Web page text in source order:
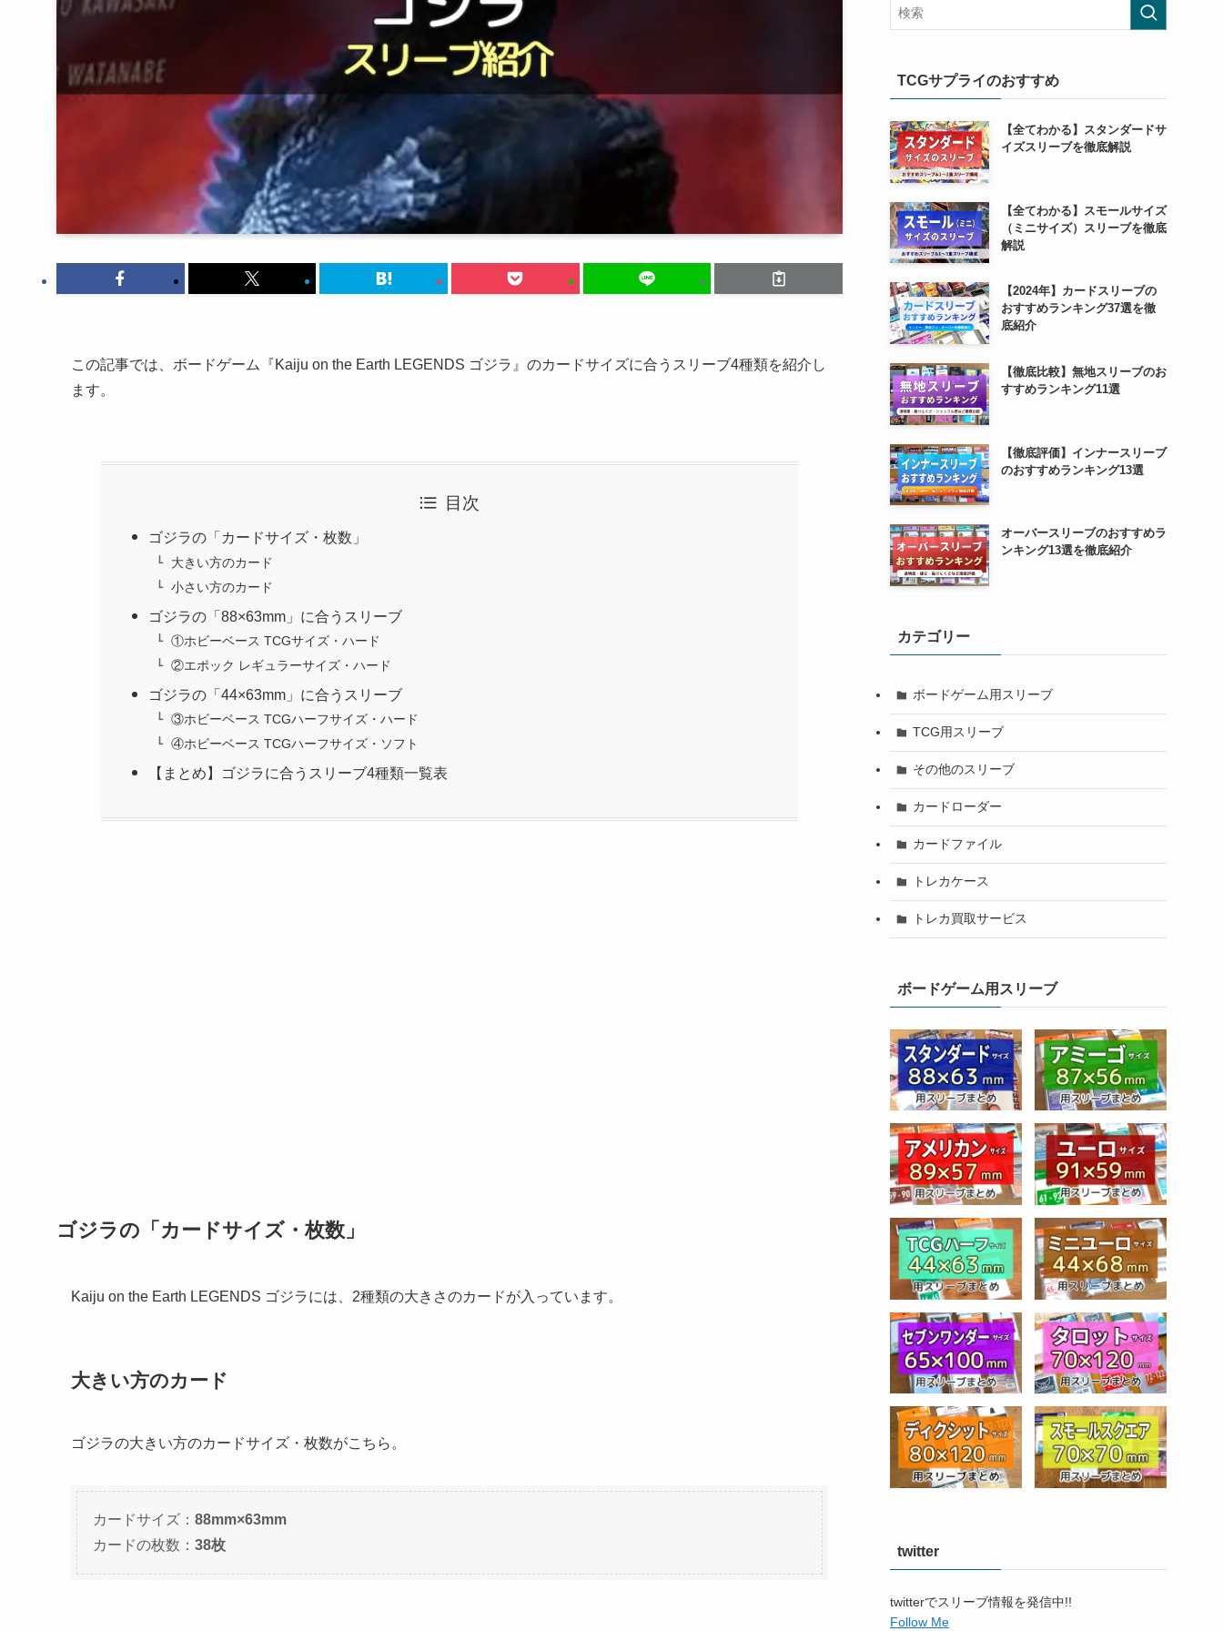
この記事では、ボードゲーム『Kaiju on the Earth LEGENDS ゴジラ』のカードサイズに合うスリーブ4種類を紹介し
ます。
目次
ゴジラの「カードサイズ・枚数」
大きい方のカード
小さい方のカード
ゴジラの「88×63mm」に合うスリーブ
①ホビーベース TCGサイズ・ハード
②エポック レギュラーサイズ・ハード
ゴジラの「44×63mm」に合うスリーブ
③ホビーベース TCGハーフサイズ・ハード
④ホビーベース TCGハーフサイズ・ソフト
【まとめ】ゴジラに合うスリーブ4種類一覧表
ゴジラの「カードサイズ・枚数」
Kaiju on the Earth LEGENDS ゴジラには、2種類の大きさのカードが入っています。
大きい方のカード
ゴジラの大きい方のカードサイズ・枚数がこちら。
カードサイズ： 88mm×63mm
カードの枚数： 38枚
TCGサプライのおすすめ
【全てわかる】スタンダードサ
イズスリーブを徹底解説
【全てわかる】スモールサイズ
（ミニサイズ）スリーブを徹底
解説
【2024年】カードスリーブの
おすすめランキング37選を徹
底紹介
【徹底比較】無地スリーブのお
すすめランキング11選
【徹底評価】インナースリーブ
のおすすめランキング13選
オーバースリーブのおすすめラ
ンキング13選を徹底紹介
カテゴリー
ボードゲーム用スリーブ
TCG用スリーブ
その他のスリーブ
カードローダー
カードファイル
トレカケース
トレカ買取サービス
ボードゲーム用スリーブ
twitter
twitterでスリーブ情報を発信中!!
Follow Me